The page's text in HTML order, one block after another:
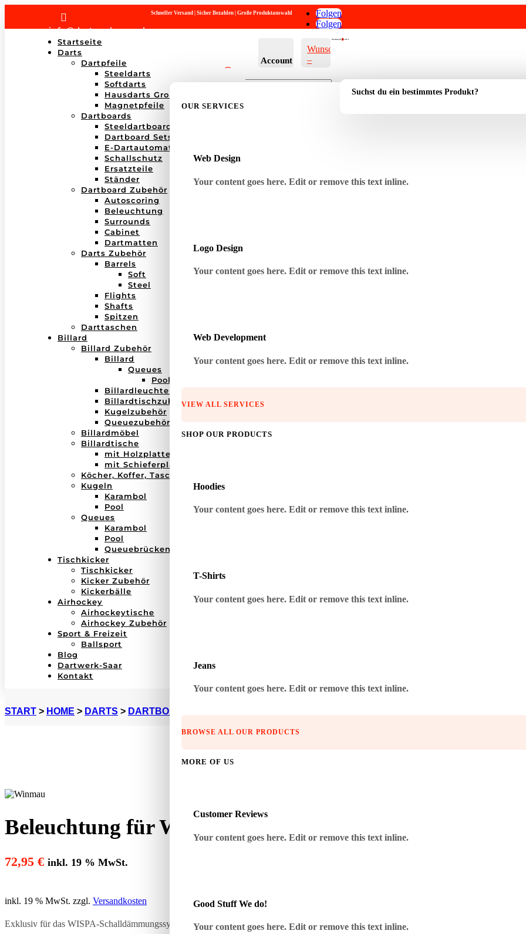

info@dartwerk-saar.de
Schneller Versand | Sicher Bezahlen | Große Produktauswahl
Folgen
Folgen
Startseite
Darts
Dartpfeile
Steeldarts
Softdarts
Hausdarts Großboxen
Magnetpfeile
Dartboards
Steeldartboards
Dartboard Sets
E-Dartautomaten
Schallschutz
Ersatzteile
Ständer
Dartboard Zubehör
Autoscoring
Beleuchtung
Surrounds
Cabinet
Dartmatten
Darts Zubehör
Barrels
Soft
Steel
Flights
Shafts
Spitzen
Darttaschen
Billard
Billard Zubehör
Billard
Queues
Pool
Billardleuchten
Billardtischzubehör
Kugelzubehör
Queuezubehör
Billardmöbel
Billardtische
mit Holzplatte
mit Schieferplatte
Köcher, Koffer, Taschen
Kugeln
Karambol
Pool
Queues
Karambol
Pool
Queuebrücken
Tischkicker
Tischkicker
Kicker Zubehör
Kickerbälle
Airhockey
Airhockeytische
Airhockey Zubehör
Sport & Freizeit
Ballsport
Blog
Dartwerk-Saar
Kontakt
search
Account
Wunschliste
–
Warenkorb 0 0,00 €
Suchst du ein bestimmtes Produkt?
OUR SERVICES
Web Design
Your content goes here. Edit or remove this text inline.
Logo Design
Your content goes here. Edit or remove this text inline.
Web Development
Your content goes here. Edit or remove this text inline.
VIEW ALL SERVICES
SHOP OUR PRODUCTS
Hoodies
Your content goes here. Edit or remove this text inline.
T-Shirts
Your content goes here. Edit or remove this text inline.
Jeans
Your content goes here. Edit or remove this text inline.
BROWSE ALL OUR PRODUCTS
MORE OF US
Customer Reviews
Your content goes here. Edit or remove this text inline.
Good Stuff We do!
Your content goes here. Edit or remove this text inline.
START > HOME > DARTS > DARTBOARD ZUBEHÖR
Beleuchtung für Winmau Wispa 4101 – Dartboard LED
72,95 € inkl. 19 % MwSt.
inkl. 19 % MwSt. zzgl. Versandkosten
Exklusiv für das WISPA-Schalldämmungssystem entwickelt, bietet die Wispa-Beleuchtung mit 120 Grad Lichtwinkel einen schattenfreien